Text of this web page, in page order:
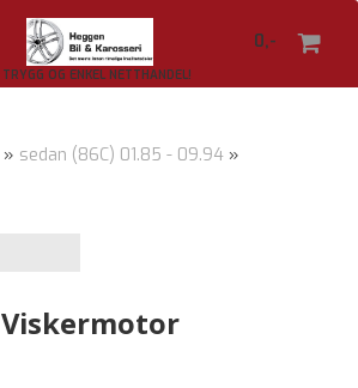
0,-
TRYGG OG ENKEL NETTHANDEL!
» sedan (86C) 01.85 - 09.94 »
Viskermotor